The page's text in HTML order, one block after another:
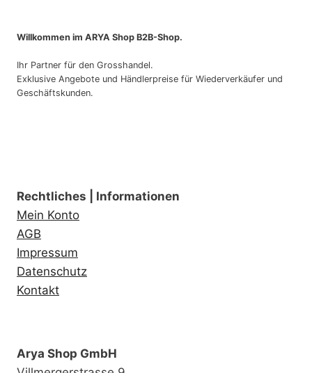
Willkommen im ARYA Shop B2B-Shop.
Ihr Partner für den Grosshandel.
Exklusive Angebote und Händlerpreise für Wiederverkäufer und
Geschäftskunden.
Rechtliches | Informationen
Mein Konto
AGB
Impressum
Datenschutz
Kontakt
Arya Shop GmbH